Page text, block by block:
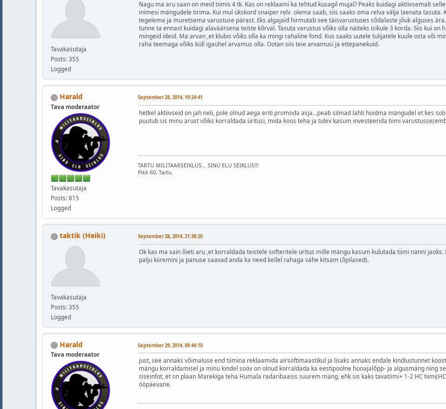
Tavakasutaja
Posts: 355
Logged
Nagu ma aru saan on meid tiimis 4 tk. Kas on reklaami ka tehtud kusagil mujal? Peaks kuidagi aktiivsemalt
inimesi mängudele tirima. Kui mul ükskord snaiper relv olema saab, siis saaks oma relva välja laenata tasuta.
tegelema ja muretsema varustuse pärast. Eks algajaid hirmutab see täisvarustuses sõdalaste jõuk alguses
tunne ta ennast kuidagi alaväärsena teiste kõrval. Tasuta varustus võiks olla näiteks isikule 3 korda. Siis kui on
mingeid ideid. Ma arvan ,et klubis võiks olla ka mingi rahaline fond. Kus saaks uutele tulijatele kuule osta või
raha teemaga võiks küll igaühel arvamus olla. Ootan siis teie arvamusi ja ettepanekuid.
Harald
Tava moderaator
Tavakasutaja
Posts: 815
Logged
September 28, 2014, 19:24:41
hetkel aktiivseid on jah neli, pole olnud aega eriti promoda asja...peab silmad lahti hoidma mängudel et kes
puutub sis minu arust võiks korraldada üritusi, mida koos teha ja tulev kasum investeerida tiimi
TARTU MILITAARSEIKLUS... SINU ELU SEIKLUS!!!
Pikk 60, Tartu.
taktik (Heiki)
Tavakasutaja
Posts: 355
Logged
September 28, 2014, 21:38:20
Ok kas ma sain õieti aru ,et korraldada teistele softeritele üritus mille mängu kasum kulutada tiimi nänni jaoks.
palju kiiremini ja panuse saavad anda ka need kellel rahaga vähe kitsam (õpilased).
Harald
Tava moderaator
September 29, 2014, 09:44:10
just, see annaks võimaluse end tiimina reklaamida airsoftimaastikul ja lisaks annaks endale kindlustunnet
mängu korraldamisel ja minu kindel soov on olnud korraldada ka eestipoolne hooajalõpp- ja algusmäng ning
siseinfot, et on plaan Marekiga teha Humala radaribaasis suurem mäng, ehk sis kaks tavatiimi+ 1-2 HC
ööpäevane.